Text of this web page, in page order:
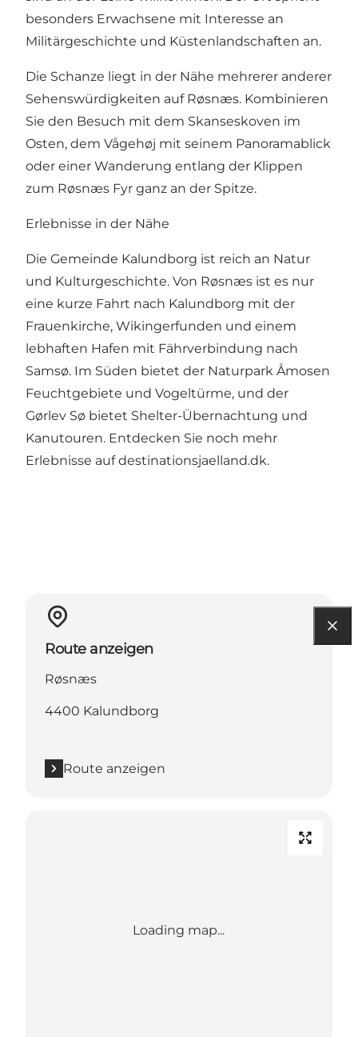
besonders Erwachsene mit Interesse an
Militärgeschichte und Küstenlandschaften an.
Die Schanze liegt in der Nähe mehrerer anderer
Sehenswürdigkeiten auf Røsnæs. Kombinieren
Sie den Besuch mit dem Skanseskoven im
Osten, dem Vågehøj mit seinem Panoramablick
oder einer Wanderung entlang der Klippen
zum Røsnæs Fyr ganz an der Spitze.
Erlebnisse in der Nähe
Die Gemeinde Kalundborg ist reich an Natur
und Kulturgeschichte. Von Røsnæs ist es nur
eine kurze Fahrt nach Kalundborg mit der
Frauenkirche, Wikingerfunden und einem
lebhaften Hafen mit Fährverbindung nach
Samsø. Im Süden bietet der Naturpark Åmosen
Feuchtgebiete und Vogeltürme, und der
Gørlev Sø bietet Shelter-Übernachtung und
Kanutouren. Entdecken Sie noch mehr
Erlebnisse aufdestinationsjaelland.dk.
Route anzeigen
Røsnæs
4400 Kalundborg
Route anzeigen
Loading map...